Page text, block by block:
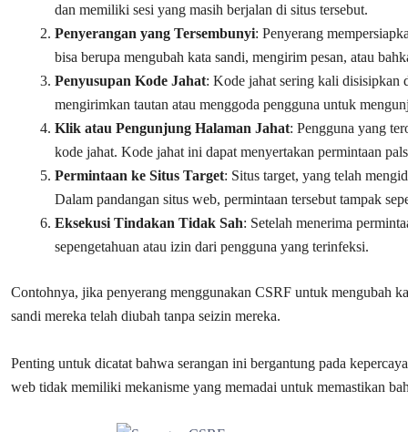
dan memiliki sesi yang masih berjalan di situs tersebut.
Penyerangan yang Tersembunyi: Penyerang
bisa berupa mengubah kata sandi, mengirim pesan, atau
Penyusupan Kode Jahat: Kode jahat sering kali disisipkan
mengirimkan tautan atau menggoda pengguna untuk
Klik atau Pengunjung Halaman Jahat: Pengguna yang
kode jahat. Kode jahat ini dapat menyertakan permintaan
Permintaan ke Situs Target: Situs target, yang telah
Dalam pandangan situs web, permintaan tersebut tampak
Eksekusi Tindakan Tidak Sah: Setelah menerima
sepengetahuan atau izin dari pengguna yang terinfeksi.
Contohnya, jika penyerang menggunakan CSRF untuk mengubah
sandi mereka telah diubah tanpa seizin mereka.
Penting untuk dicatat bahwa serangan ini bergantung pada
web tidak memiliki mekanisme yang memadai untuk memastikan